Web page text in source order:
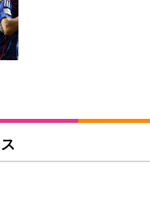
人間工学 椅子 腰サポー